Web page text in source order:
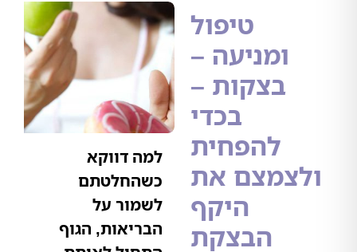
טיפול
ומניעה –
בצקות –
בכדי
להפחית
את
היקף
הבצקת
למה דווקא
כשהחלטתם
לשמור על
הבריאות, הגוף